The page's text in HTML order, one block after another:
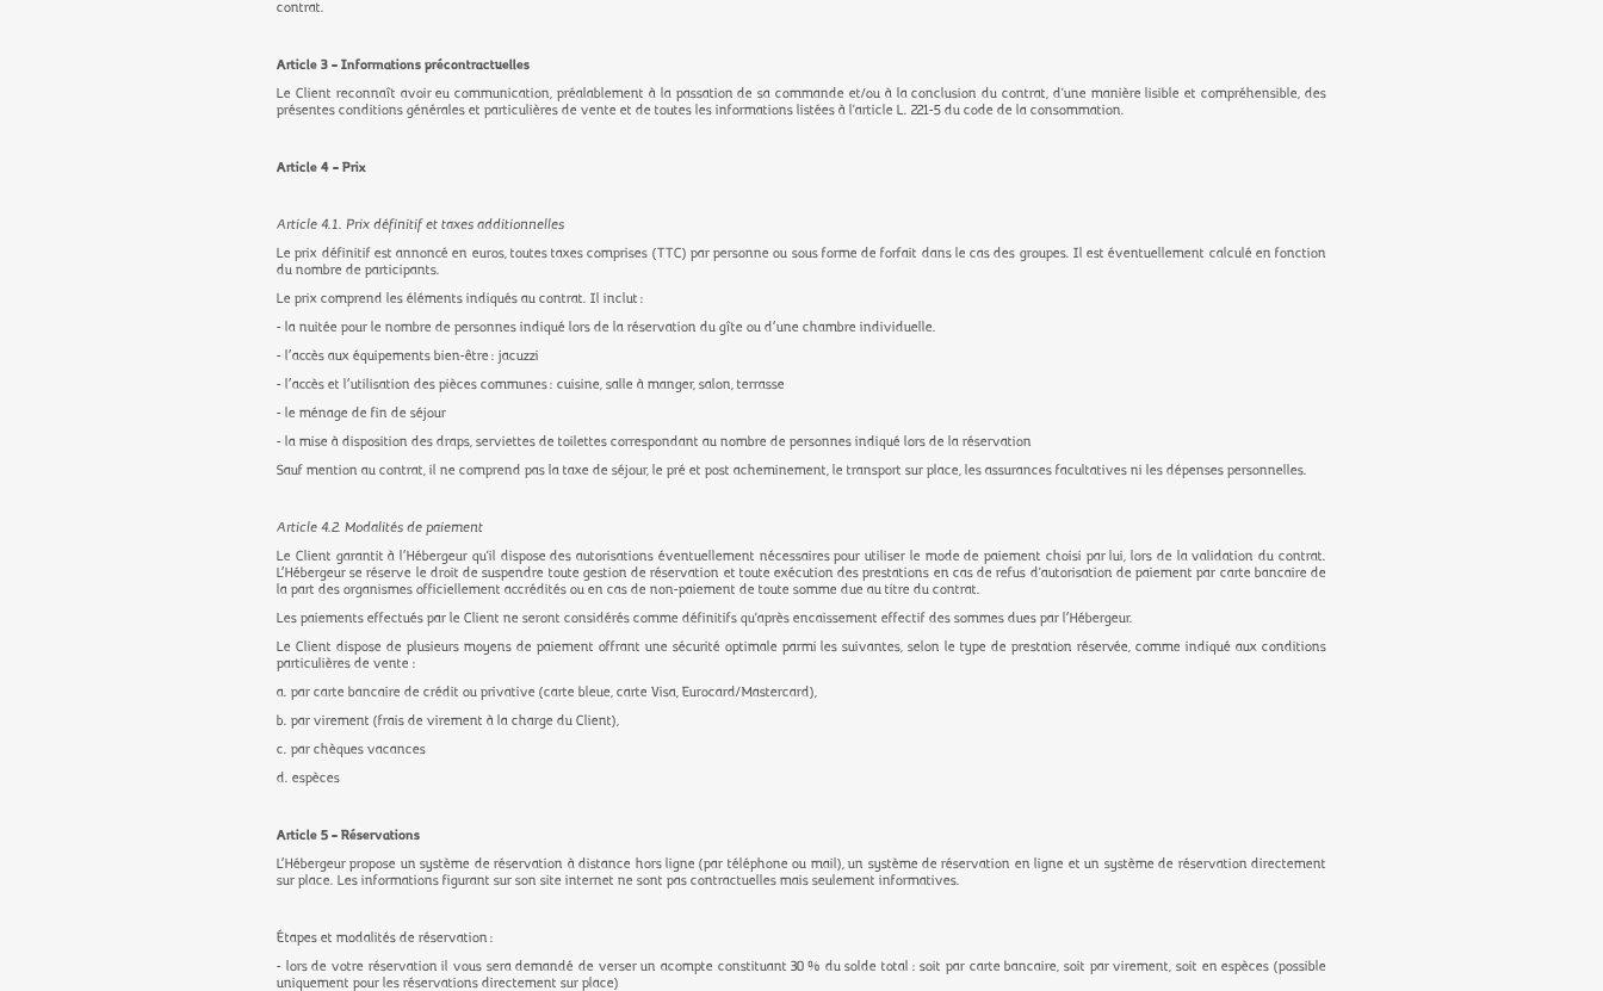
contrat.
Article 3 – Informations précontractuelles
Le Client reconnaît avoir eu communication, préalablement à la passation de sa commande et/ou à la conclusion du contrat, d'une manière lisible et compréhensible, des
présentes conditions générales et particulières de vente et de toutes les informations listées à l'article L. 221-5 du code de la consommation.
Article 4 – Prix
Article 4.1. Prix définitif et taxes additionnelles
Le prix définitif est annoncé en euros, toutes taxes comprises (TTC) par personne ou sous forme de forfait dans le cas des groupes. Il est éventuellement calculé en fonction
du nombre de participants.
Le prix comprend les éléments indiqués au contrat. Il inclut :
- la nuitée pour le nombre de personnes indiqué lors de la réservation du gîte ou d’une chambre individuelle.
- l’accès aux équipements bien-être : jacuzzi
- l’accès et l’utilisation des pièces communes : cuisine, salle à manger, salon, terrasse
- le ménage de fin de séjour
- la mise à disposition des draps, serviettes de toilettes correspondant au nombre de personnes indiqué lors de la réservation
Sauf mention au contrat, il ne comprend pas la taxe de séjour, le pré et post acheminement, le transport sur place, les assurances facultatives ni les dépenses personnelles.
Article 4.2. Modalités de paiement
Le Client garantit à l’Hébergeur qu'il dispose des autorisations éventuellement nécessaires pour utiliser le mode de paiement choisi par lui, lors de la validation du contrat.
L’Hébergeur se réserve le droit de suspendre toute gestion de réservation et toute exécution des prestations en cas de refus d'autorisation de paiement par carte bancaire de
la part des organismes officiellement accrédités ou en cas de non-paiement de toute somme due au titre du contrat.
Les paiements effectués par le Client ne seront considérés comme définitifs qu'après encaissement effectif des sommes dues par l’Hébergeur.
Le Client dispose de plusieurs moyens de paiement offrant une sécurité optimale parmi les suivantes, selon le type de prestation réservée, comme indiqué aux conditions
particulières de vente :
a. par carte bancaire de crédit ou privative (carte bleue, carte Visa, Eurocard/Mastercard),
b. par virement (frais de virement à la charge du Client),
c. par chèques vacances
d. espèces
Article 5 – Réservations
L’Hébergeur propose un système de réservation à distance hors ligne (par téléphone ou mail), un système de réservation en ligne et un système de réservation directement
sur place. Les informations figurant sur son site internet ne sont pas contractuelles mais seulement informatives.
Étapes et modalités de réservation :
- lors de votre réservation il vous sera demandé de verser un acompte constituant 30 % du solde total : soit par carte bancaire, soit par virement, soit en espèces (possible
uniquement pour les réservations directement sur place)